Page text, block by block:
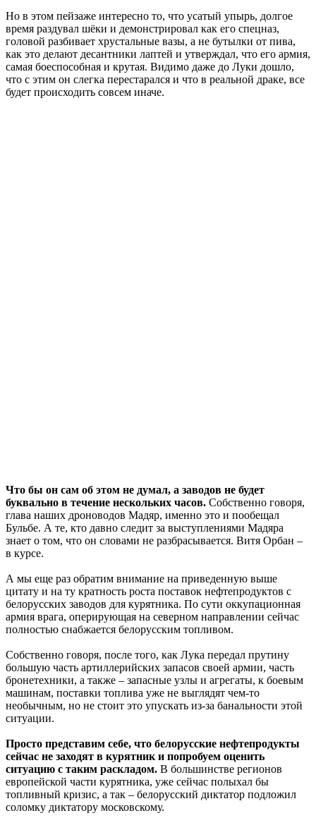
Но в этом пейзаже интересно то, что усатый упырь, долгое
время раздувал шёки и демонстрировал как его спецназ,
головой разбивает хрустальные вазы, а не бутылки от пива,
как это делают десантники лаптей и утверждал, что его армия,
самая боеспособная и крутая. Видимо даже до Луки дошло,
что с этим он слегка перестарался и что в реальной драке, все
будет происходить совсем иначе.
Что бы он сам об этом не думал, а заводов не будет
буквально в течение нескольких часов. Собственно говоря,
глава наших дроноводов Мадяр, именно это и пообещал
Бульбе. А те, кто давно следит за выступлениями Мадяра
знает о том, что он словами не разбрасывается. Витя Орбан –
в курсе.
А мы еще раз обратим внимание на приведенную выше
цитату и на ту кратность роста поставок нефтепродуктов с
белорусских заводов для курятника. По сути оккупационная
армия врага, оперирующая на северном направлении сейчас
полностью снабжается белорусским топливом.
Собственно говоря, после того, как Лука передал прутину
большую часть артиллерийских запасов своей армии, часть
бронетехники, а также – запасные узлы и агрегаты, к боевым
машинам, поставки топлива уже не выглядят чем-то
необычным, но не стоит это упускать из-за банальности этой
ситуации.
Просто представим себе, что белорусские нефтепродукты
сейчас не заходят в курятник и попробуем оценить
ситуацию с таким раскладом. В большинстве регионов
европейской части курятника, уже сейчас полыхал бы
топливный кризис, а так – белорусский диктатор подложил
соломку диктатору московскому.